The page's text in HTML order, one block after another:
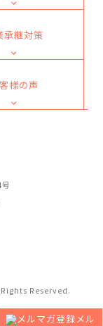
メル
承継対策
様の声
Reserved.